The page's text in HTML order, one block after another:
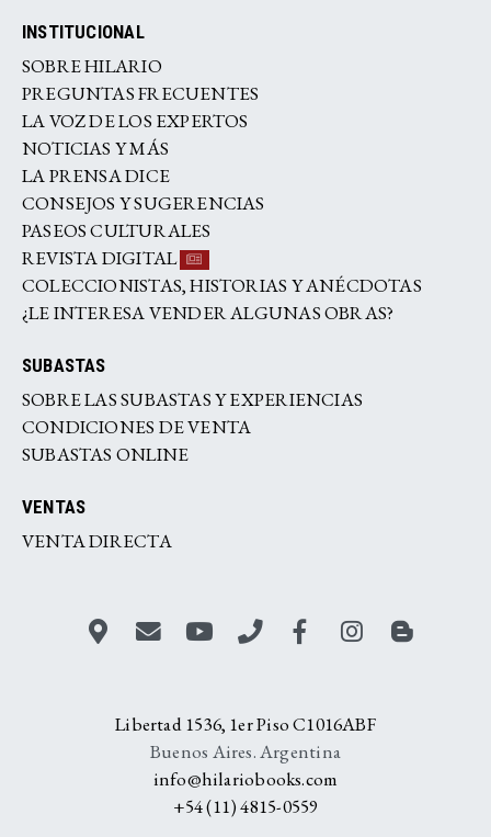
INSTITUCIONAL
SOBRE HILARIO
PREGUNTAS FRECUENTES
LA VOZ DE LOS EXPERTOS
NOTICIAS Y MÁS
LA PRENSA DICE
CONSEJOS Y SUGERENCIAS
PASEOS CULTURALES
REVISTA DIGITAL
COLECCIONISTAS, HISTORIAS Y ANÉCDOTAS
¿LE INTERESA VENDER ALGUNAS OBRAS?
SUBASTAS
SOBRE LAS SUBASTAS Y EXPERIENCIAS
CONDICIONES DE VENTA
SUBASTAS ONLINE
VENTAS
VENTA DIRECTA
Libertad 1536, 1er Piso C1016ABF
Buenos Aires. Argentina
info@hilariobooks.com
+54 (11) 4815-0559